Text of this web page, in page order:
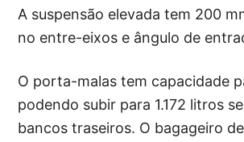
A suspensão elevada tem 200
no entre-eixos e ângulo de
O porta-malas tem capacidade
podendo subir para 1.172 litros
bancos traseiros. O bagageiro